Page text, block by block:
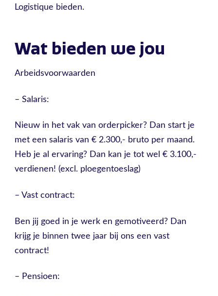
Logistique bieden.
Wat bieden we jou
Arbeidsvoorwaarden
– Salaris:
Nieuw in het vak van orderpicker? Dan start je
met een salaris van € 2.300,- bruto per maand.
Heb je al ervaring? Dan kan je tot wel € 3.100,-
verdienen! (excl. ploegentoeslag)
– Vast contract:
Ben jij goed in je werk en gemotiveerd? Dan
krijg je binnen twee jaar bij ons een vast
contract!
– Pensioen: